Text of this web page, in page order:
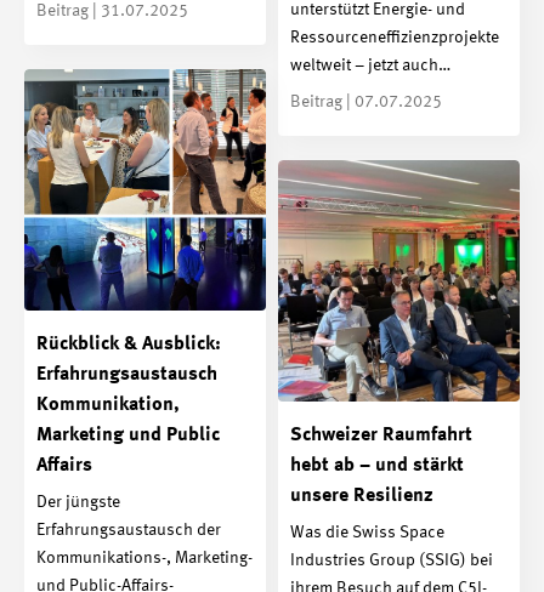
Beitrag | 31.07.2025
unterstützt Energie- und
Ressourceneffizienzprojekte
weltweit – jetzt auch…
Beitrag | 07.07.2025
Rückblick & Ausblick:
Erfahrungsaustausch
Kommunikation,
Marketing und Public
Affairs
Der jüngste
Erfahrungsaustausch der
Kommunikations-, Marketing-
und Public-Affairs-
Schweizer Raumfahrt
hebt ab – und stärkt
unsere Resilienz
Was die Swiss Space
Industries Group (SSIG) bei
ihrem Besuch auf dem C5I-